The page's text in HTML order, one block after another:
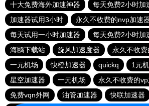
十大免费海外加速神器
每天免费2小时加
加速器试用3小时
永久不收费的nvp加速
每天试用一小时加速器
每天免费2小时加
海鸥下载站
旋风加速度器
永久不收
一元机场
快橙加速器 quickq 1元
星空加速器
一元机场
永久不收费的
免费vqn外网
油管加速器 快联加速器